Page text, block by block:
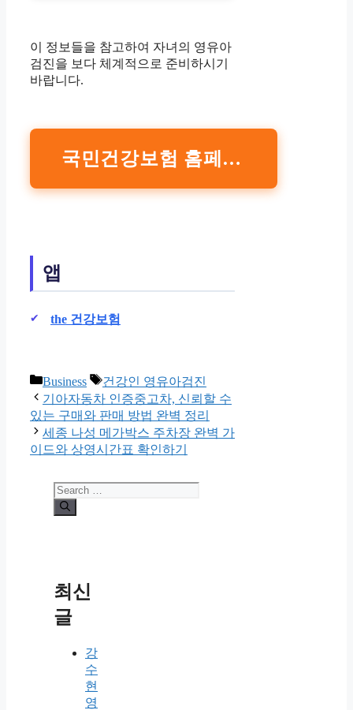
이 정보들을 참고하여 자녀의 영유아
검진을 보다 체계적으로 준비하시기
바랍니다.
국민건강보험 홈페이지
앱
the 건강보험
Categories
Business Tags
건강인 영유아검진
기아자동차 인증중고차, 신뢰할 수
있는 구매와 판매 방법 완벽 정리
세종 나성 메가박스 주차장 완벽 가
이드와 상영시간표 확인하기
Search
for:
최신
글
강
수
현
영